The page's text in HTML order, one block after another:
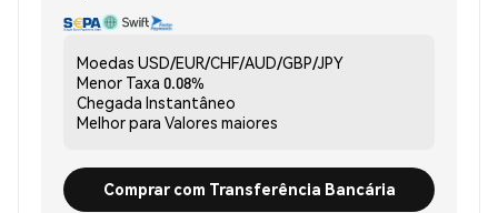
Moedas USD/EUR/CHF/AUD/GBP/JPY
Menor Taxa 0.08%
Chegada Instantâneo
Melhor para Valores maiores
Comprar com Transferência Bancária